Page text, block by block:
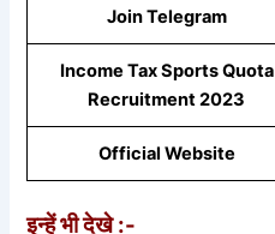
Join Telegram
Income Tax Sports Quota
Recruitment 2023
Official Website
इन्हें भी देखे :-